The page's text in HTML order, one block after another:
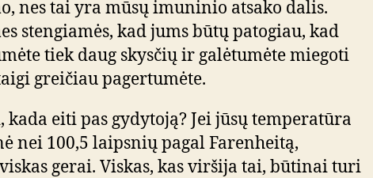
nes tai yra mūsų imuninio atsako dalis.
stengiamės, kad jums būtų patogiau, kad
tiek daug skysčių ir galėtumėte miegoti
greičiau pagertumėte.
eiti pas gydytoją? Jei jūsų temperatūra
nei 100,5 laipsnių pagal Farenheitą,
gerai. Viskas, kas viršija tai, būtinai turi